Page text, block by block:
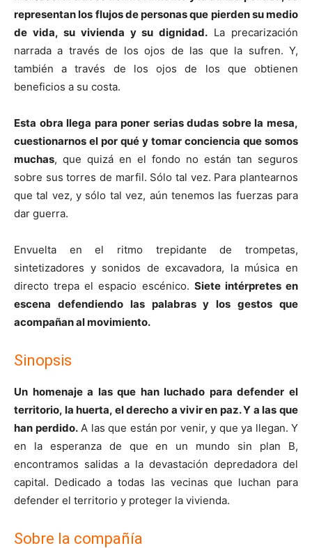
representan los flujos de personas que pierden su medio
de vida, su vivienda y su dignidad. La precarización
narrada a través de los ojos de las que la sufren. Y,
también a través de los ojos de los que obtienen
beneficios a su costa.
Esta obra llega para poner serias dudas sobre la mesa,
cuestionarnos el por qué y tomar conciencia que somos
muchas, que quizá en el fondo no están tan seguros
sobre sus torres de marfil. Sólo tal vez. Para plantearnos
que tal vez, y sólo tal vez, aún tenemos las fuerzas para
dar guerra.
Envuelta en el ritmo trepidante de trompetas,
sintetizadores y sonidos de excavadora, la música en
directo trepa el espacio escénico. Siete intérpretes en
escena defendiendo las palabras y los gestos que
acompañan al movimiento.
Sinopsis
Un homenaje a las que han luchado para defender el
territorio, la huerta, el derecho a vivir en paz. Y a las que
han perdido.A las que están por venir, y que ya llegan. Y
en la esperanza de que en un mundo sin plan B,
encontramos salidas a la devastación depredadora del
capital. Dedicado a todas las vecinas que luchan para
defender el territorio y proteger la vivienda.
Sobre la compañía